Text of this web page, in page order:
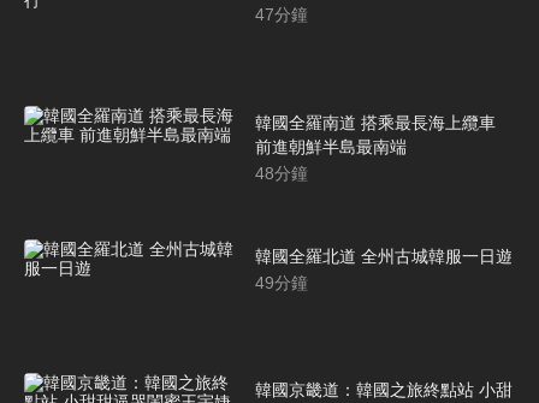
47分鐘
韓國全羅南道 搭乘最長海上纜車
前進朝鮮半島最南端
48分鐘
韓國全羅北道 全州古城韓服一日遊
49分鐘
韓國京畿道：韓國之旅終點站 小甜